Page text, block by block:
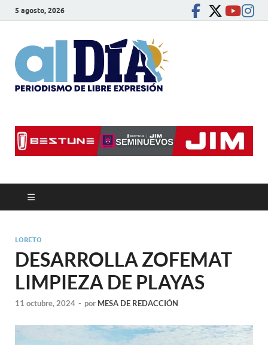
5 agosto, 2026
LORETO
DESARROLLA ZOFEMAT
LIMPIEZA DE PLAYAS
11 octubre, 2024 - por MESA DE REDACCIÓN